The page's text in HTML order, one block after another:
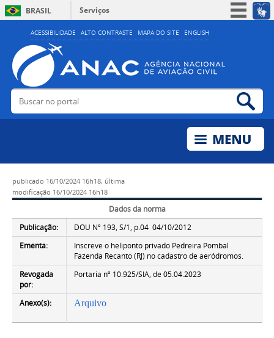
ACESSIBILIDADE ALTO CONTRASTE MAPA DO SITE ENGLISH
BRASIL
Serviços
Simplifique!
Acesso à informação
Legislação
Buscar no portal
publicado 16/10/2024 16h18, última
modificação 16/10/2024 16h18
Dados da norma
Publicação:
DOU Nº 193, S/1, p.04 04/10/2012
Ementa:
Inscreve o heliponto privado Pedreira Pombal
Fazenda Recanto (RJ) no cadastro de aeródromos.
Revogada
por:
Portaria nº 10.925/SIA, de 05.04.2023
Anexo(s): Arquivo